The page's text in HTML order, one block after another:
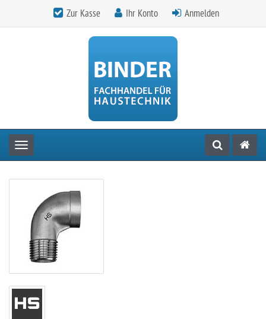
Zur Kasse Ihr Konto Anmelden
Toggle navigation